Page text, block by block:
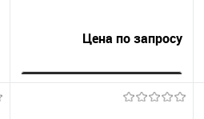
Цена по запросу
Запросить цену